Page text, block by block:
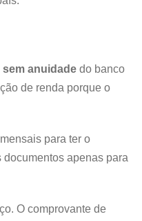
anuidade do banco
de renda porque o
para ter o
apenas para
O comprovante de